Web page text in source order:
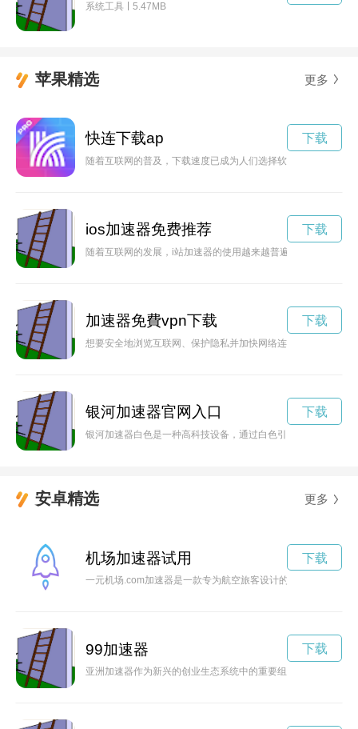
系统工具 5.47MB
苹果精选 更多
快连下载ap
随着互联网的普及，下载速度已成为人们选择软件、游戏等资
下载
ios加速器免费推荐
随着互联网的发展，i站加速器的使用越来越普遍，但如何选择
下载
加速器免費vpn下载
想要安全地浏览互联网、保护隐私并加快网络连接速度吗？赶
下载
银河加速器官网入口
银河加速器白色是一种高科技设备，通过白色引力场实现对银
下载
安卓精选 更多
机场加速器试用
一元机场.com加速器是一款专为航空旅客设计的网络加速工具
下载
99加速器
亚洲加速器作为新兴的创业生态系统中的重要组成部分，为初
下载